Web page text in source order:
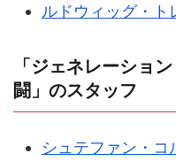
ルドウィッグ・ト
「ジェネレーショ
闘」のスタッフ
シュテファン・コ